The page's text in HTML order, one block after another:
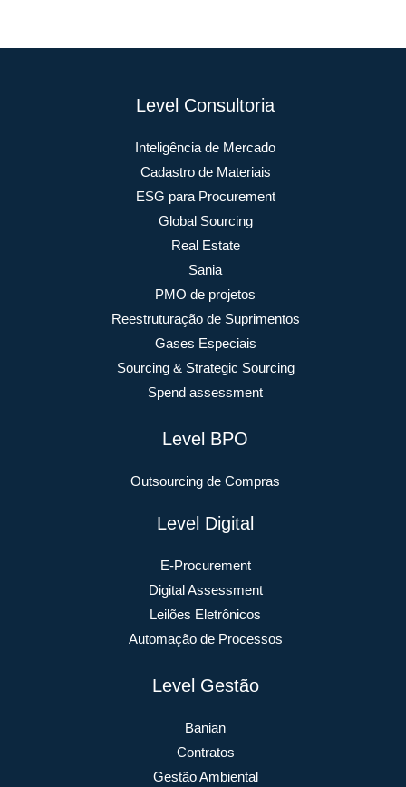
Level Consultoria
Inteligência de Mercado
Cadastro de Materiais
ESG para Procurement
Global Sourcing
Real Estate
Sania
PMO de projetos
Reestruturação de Suprimentos
Gases Especiais
Sourcing & Strategic Sourcing
Spend assessment
Level BPO
Outsourcing de Compras
Level Digital
E-Procurement
Digital Assessment
Leilões Eletrônicos
Automação de Processos
Level Gestão
Banian
Contratos
Gestão Ambiental